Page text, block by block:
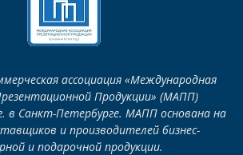
ассоциация «Международная
Продукции» (МАПП)
в Санкт-Петербурге. МАПП основана на
и производителей бизнес-
и подарочной продукции.